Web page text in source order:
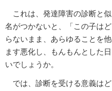
これは、発達障害の診断と
名がつかないと、「この子は
らないまま、あらゆることを
ます悪化し、もんもんとした
いでしょうか。
では、診断を受ける意義は